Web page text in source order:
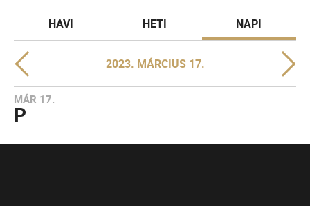
HAVI HETI NAPI
2023. MÁRCIUS 17.
MÁR 17.
P